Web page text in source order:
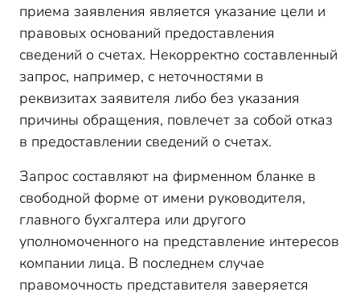
приема заявления является указание цели и
правовых оснований предоставления
сведений о счетах. Некорректно составленный
запрос, например, с неточностями в
реквизитах заявителя либо без указания
причины обращения, повлечет за собой отказ
в предоставлении сведений о счетах.
Запрос составляют на фирменном бланке в
свободной форме от имени руководителя,
главного бухгалтера или другого
уполномоченного на представление интересов
компании лица. В последнем случае
правомочность представителя заверяется